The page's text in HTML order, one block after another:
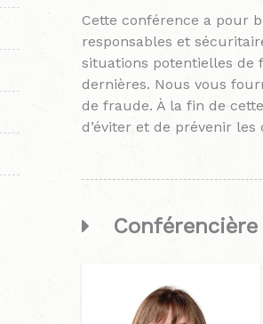
Cette conférence a pour
responsables et
situations potentielles de
dernières. Nous vous
de fraude. À la fin de
d’éviter et de prévenir
Conférencière